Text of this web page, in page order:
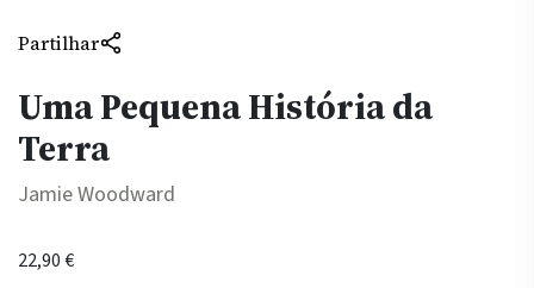
Partilhar
Uma Pequena História da
Terra
Jamie Woodward
22,90€